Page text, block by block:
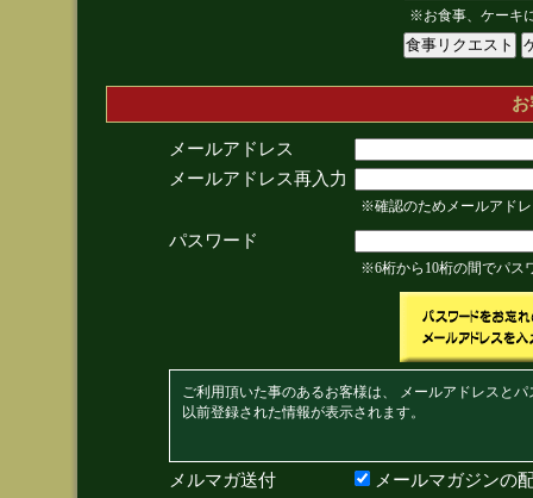
※お食事、ケーキ
メールアドレス
メールアドレス再入力
※確認のためメールアド
パスワード
※6桁から10桁の間でパス
ご利用頂いた事のあるお客様は、 メールアドレスと
以前登録された情報が表示されます。
メルマガ送付 メールマガジンの